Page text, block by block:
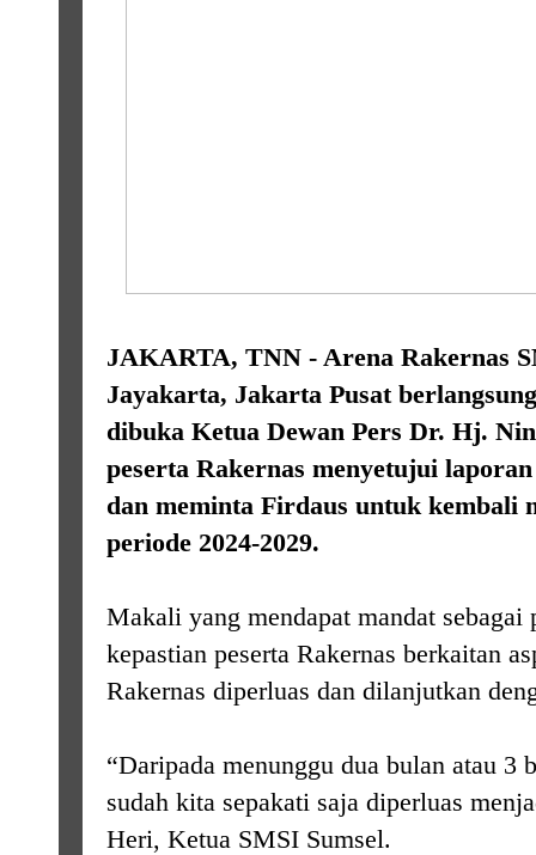
JAKARTA, TNN - Arena Rakernas
Jayakarta, Jakarta Pusat
dibuka Ketua Dewan Pers Dr. Hj.
peserta Rakernas menyetujui
dan meminta Firdaus untuk kembali
periode 2024-2029.
Makali yang mendapat mandat
kepastian peserta Rakernas berkaitan
Rakernas diperluas dan dilanjutkan
“Daripada menunggu dua bulan atau 3
sudah kita sepakati saja diperluas
Heri, Ketua SMSI Sumsel.